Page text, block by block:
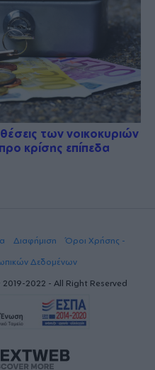
των νοικοκυριών
κρίσης επίπεδα
Διαφήμιση
Όροι Χρήσης -
Δεδομένων
2022 - All Right Reserved